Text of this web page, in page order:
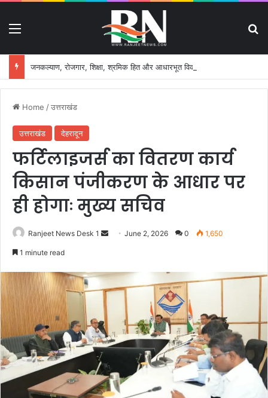
Home /उत्तराखंड
उत्तराखंड देहरादून
फर्टिलाइजर्स का वितरण कार्य
किसान पंजीकरण के आधार पर
ही होगाः मुख्य सचिव
Ranjeet News Desk 1
d
a
m
a
l
June 2, 2026 0 1,650
1 minute read